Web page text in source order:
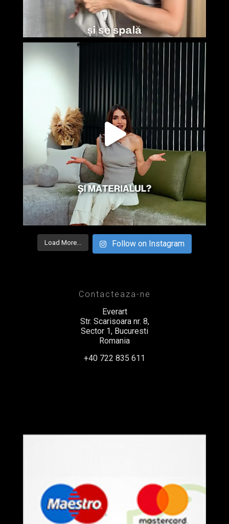
Load More... Follow on Instagram
Contacteaza-ne
Everart
Str. Scarisoara nr. 8,
Sector 1, Bucuresti
Romania
+40 722 835 611